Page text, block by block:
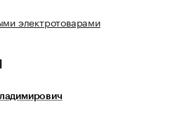
электротоварами